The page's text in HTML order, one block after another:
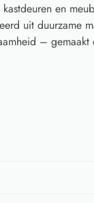
en
uit duurzame
– gemaakt